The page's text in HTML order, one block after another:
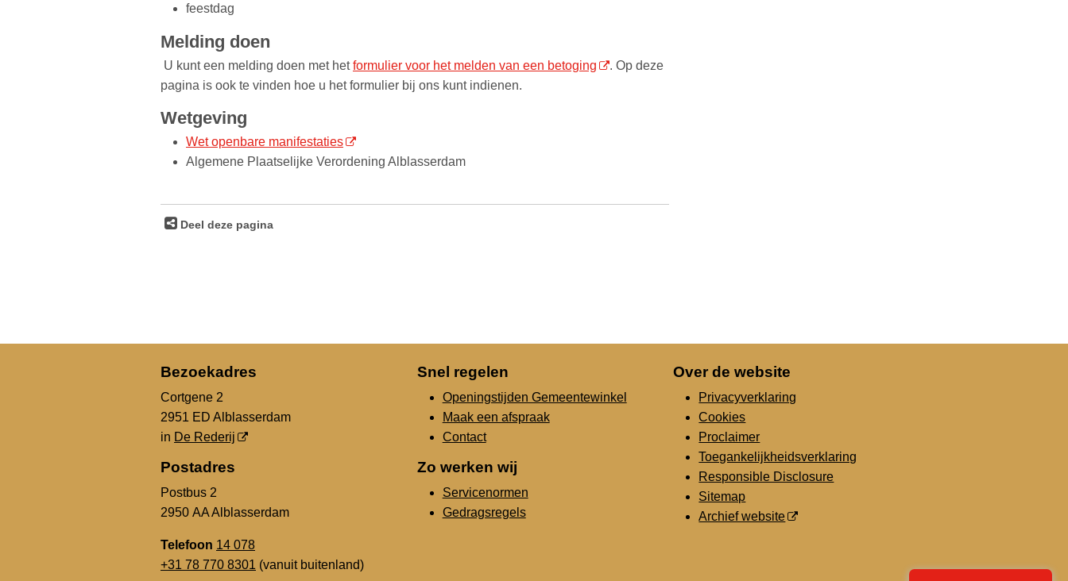
feestdag
Melding doen
U kunt een melding doen met hetformulier voor het melden van een betoging
. Op deze
pagina is ook te vinden hoe u het formulier bij ons kunt indienen.
Wetgeving
Wet openbare manifestaties
Algemene Plaatselijke Verordening Alblasserdam
Deel deze pagina
Bezoekadres
Cortgene 2
2951 ED Alblasserdam
in De Rederij
Postadres
Postbus 2
2950 AA Alblasserdam
Telefoon 14 078
+31 78 770 8301 (vanuit buitenland)
Snel regelen
Openingstijden Gemeentewinkel
Maak een afspraak
Contact
Zo werken wij
Servicenormen
Gedragsregels
Over de website
Privacyverklaring
Cookies
Proclaimer
Toegankelijkheidsverklaring
Responsible Disclosure
Sitemap
Archief website